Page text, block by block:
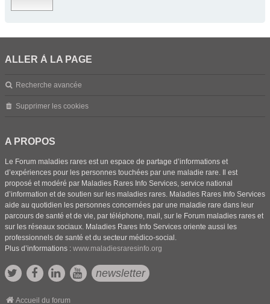
ALLER À LA PAGE
Recherche avancée
Supprimer les cookies
A PROPOS
Le Forum maladies rares est un espace de partage d’informations et
d’expériences pour les personnes touchées par une maladie rare. Il est
proposé et modéré par Maladies Rares Info Services, service national
d’information et de soutien sur les maladies rares. Maladies Rares Info Services
aide au quotidien les personnes concernées par une maladie rare dans leur
parcours de santé et de vie, par téléphone, mail, sur le Forum maladies rares et
sur les réseaux sociaux. Maladies Rares Info Services oriente aussi les
professionnels de santé et du secteur médico-social.
Plus d’informations : www.maladiesraresinfo.org
newsletter
Accueil du forum